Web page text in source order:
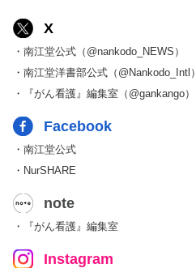
X
・南江堂公式（@nankodo_NEWS）
・南江堂洋書部公式（@Nankodo_Intl）
・『がん看護』編集室（@gankango）
Facebook
・南江堂公式
・NurSHARE
note
・『がん看護』編集室
Instagram